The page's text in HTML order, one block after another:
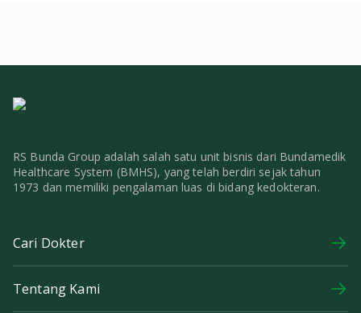
RS Bunda Group adalah salah satu unit bisnis dari Bundamedik
Healthcare System (BMHS), yang telah berdiri sejak tahun
1973 dan memiliki pengalaman luas di bidang kedokteran.
Cari Dokter
Tentang Kami